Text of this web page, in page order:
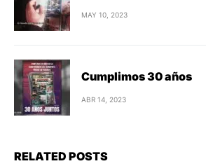
MAY 10, 2023
Cumplimos 30 años
ABR 14, 2023
RELATED POSTS